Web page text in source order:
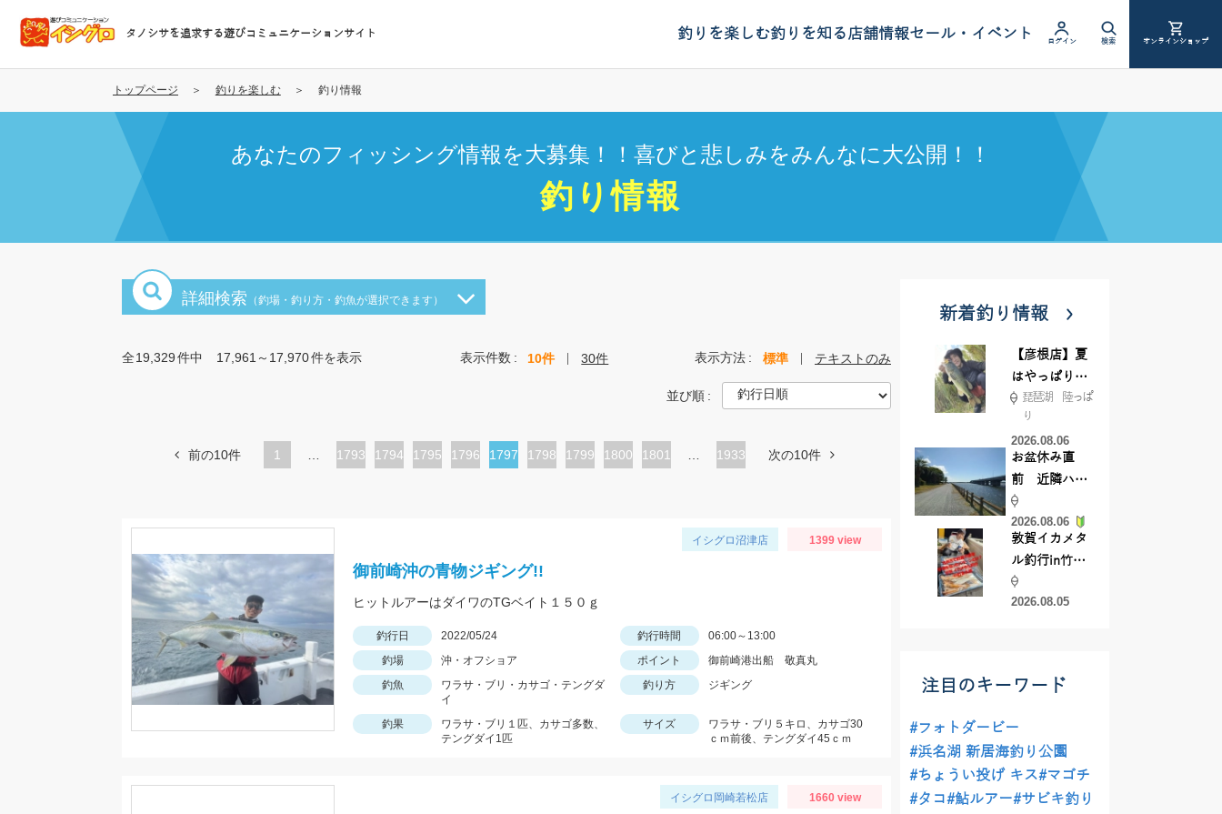
コ
テ
タノシサを追求する遊びコミュニケーションサイト 釣りを楽しむ釣りを知る店舗情報セール・イベント ログイン 検索 オンラインショップ
トップページ 釣りを楽しむ 釣り情報
あなたのフィッシング情報を大募集！！喜びと悲しみをみんなに大公開！！
釣り情報
詳細検索 （釣場・釣り方・釣魚が選択できます）
全19,329件中 17,961～17,970件を表示 表示件数 10件 30件 表示方法 標準 テキストのみ
並び順
前の10件 1
ペ
1793
ペ
1794
ペ
1795
ペ
1796
カ
ペ
1797
ペ
1798
ペ
1799
ペ
1800
ペ
1801 1933 次の10件
イシグロ沼津店 1399 view
御前崎沖の青物ジギング!!
ヒットルアーはダイワのTGベイト１５０ｇ
釣行日 2022/05/24 釣行時間
06:00～13:00
釣場
沖・オフショア ポイント
御前崎港出船 敬真丸
釣魚
ワラサ・ブリ・カサゴ・テングダ
イ
釣り方 ジギング
釣果
ワラサ・ブリ１匹、カサゴ多数、
テングダイ1匹
サイズ
ワラサ・ブリ５キロ、カサゴ30
ｃｍ前後、テングダイ45ｃｍ
イシグロ岡崎若松店 1660 view
新着釣り情報
【彦根店】夏
はやっぱりカ
バー撃ち
【45cmキャ
ッチ】
琵琶湖 陸っぱ
り
2026.08.06
お盆休み直
前 近隣ハゼ
釣り場調査し
てきました
2026.08.06
敦賀イカメタ
ル釣行in竹宝
丸様 釣り方で
釣果が激変！
2026.08.05
注目のキーワード
#フォトダービー
#浜名湖 新居海釣り公園
#ちょうい投げ キス#マゴチ
#タコ#鮎ルアー#サビキ釣り